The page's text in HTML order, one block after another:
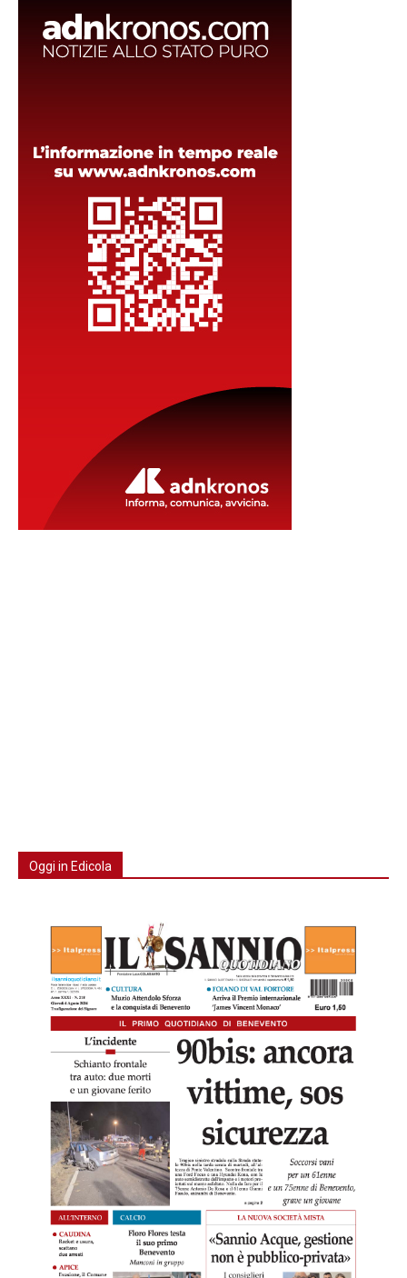
Oggi in Edicola